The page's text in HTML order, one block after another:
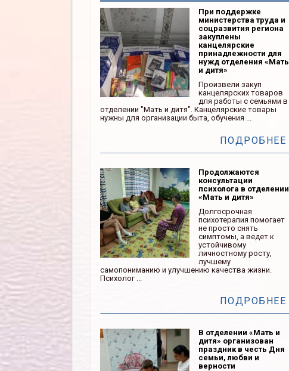
При поддержке
министерства труда и
соцразвития региона
закуплены
канцелярские
принадлежности для
нужд отделения «Мать
и дитя»
Произвели закуп
канцелярских товаров
для работы с семьями в
отделении "Мать и дитя". Канцелярские товары
нужны для организации быта, обучения ...
ПОДРОБНЕЕ
Продолжаются
консультации
психолога в отделении
«Мать и дитя»
Долгосрочная
психотерапия помогает
не просто снять
симптомы, а ведет к
устойчивому
личностному росту,
лучшему
самопониманию и улучшению качества жизни.
Психолог ...
ПОДРОБНЕЕ
В отделении «Мать и
дитя» организован
праздник в честь Дня
семьи, любви и
верности